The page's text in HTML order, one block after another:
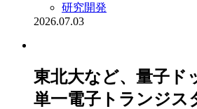
研究開発
2026.07.03
東北大など、量子ド
単一電子トランジス